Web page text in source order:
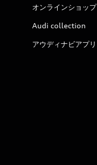
オンラインショップ
Audi collection
アウディナビアプリ